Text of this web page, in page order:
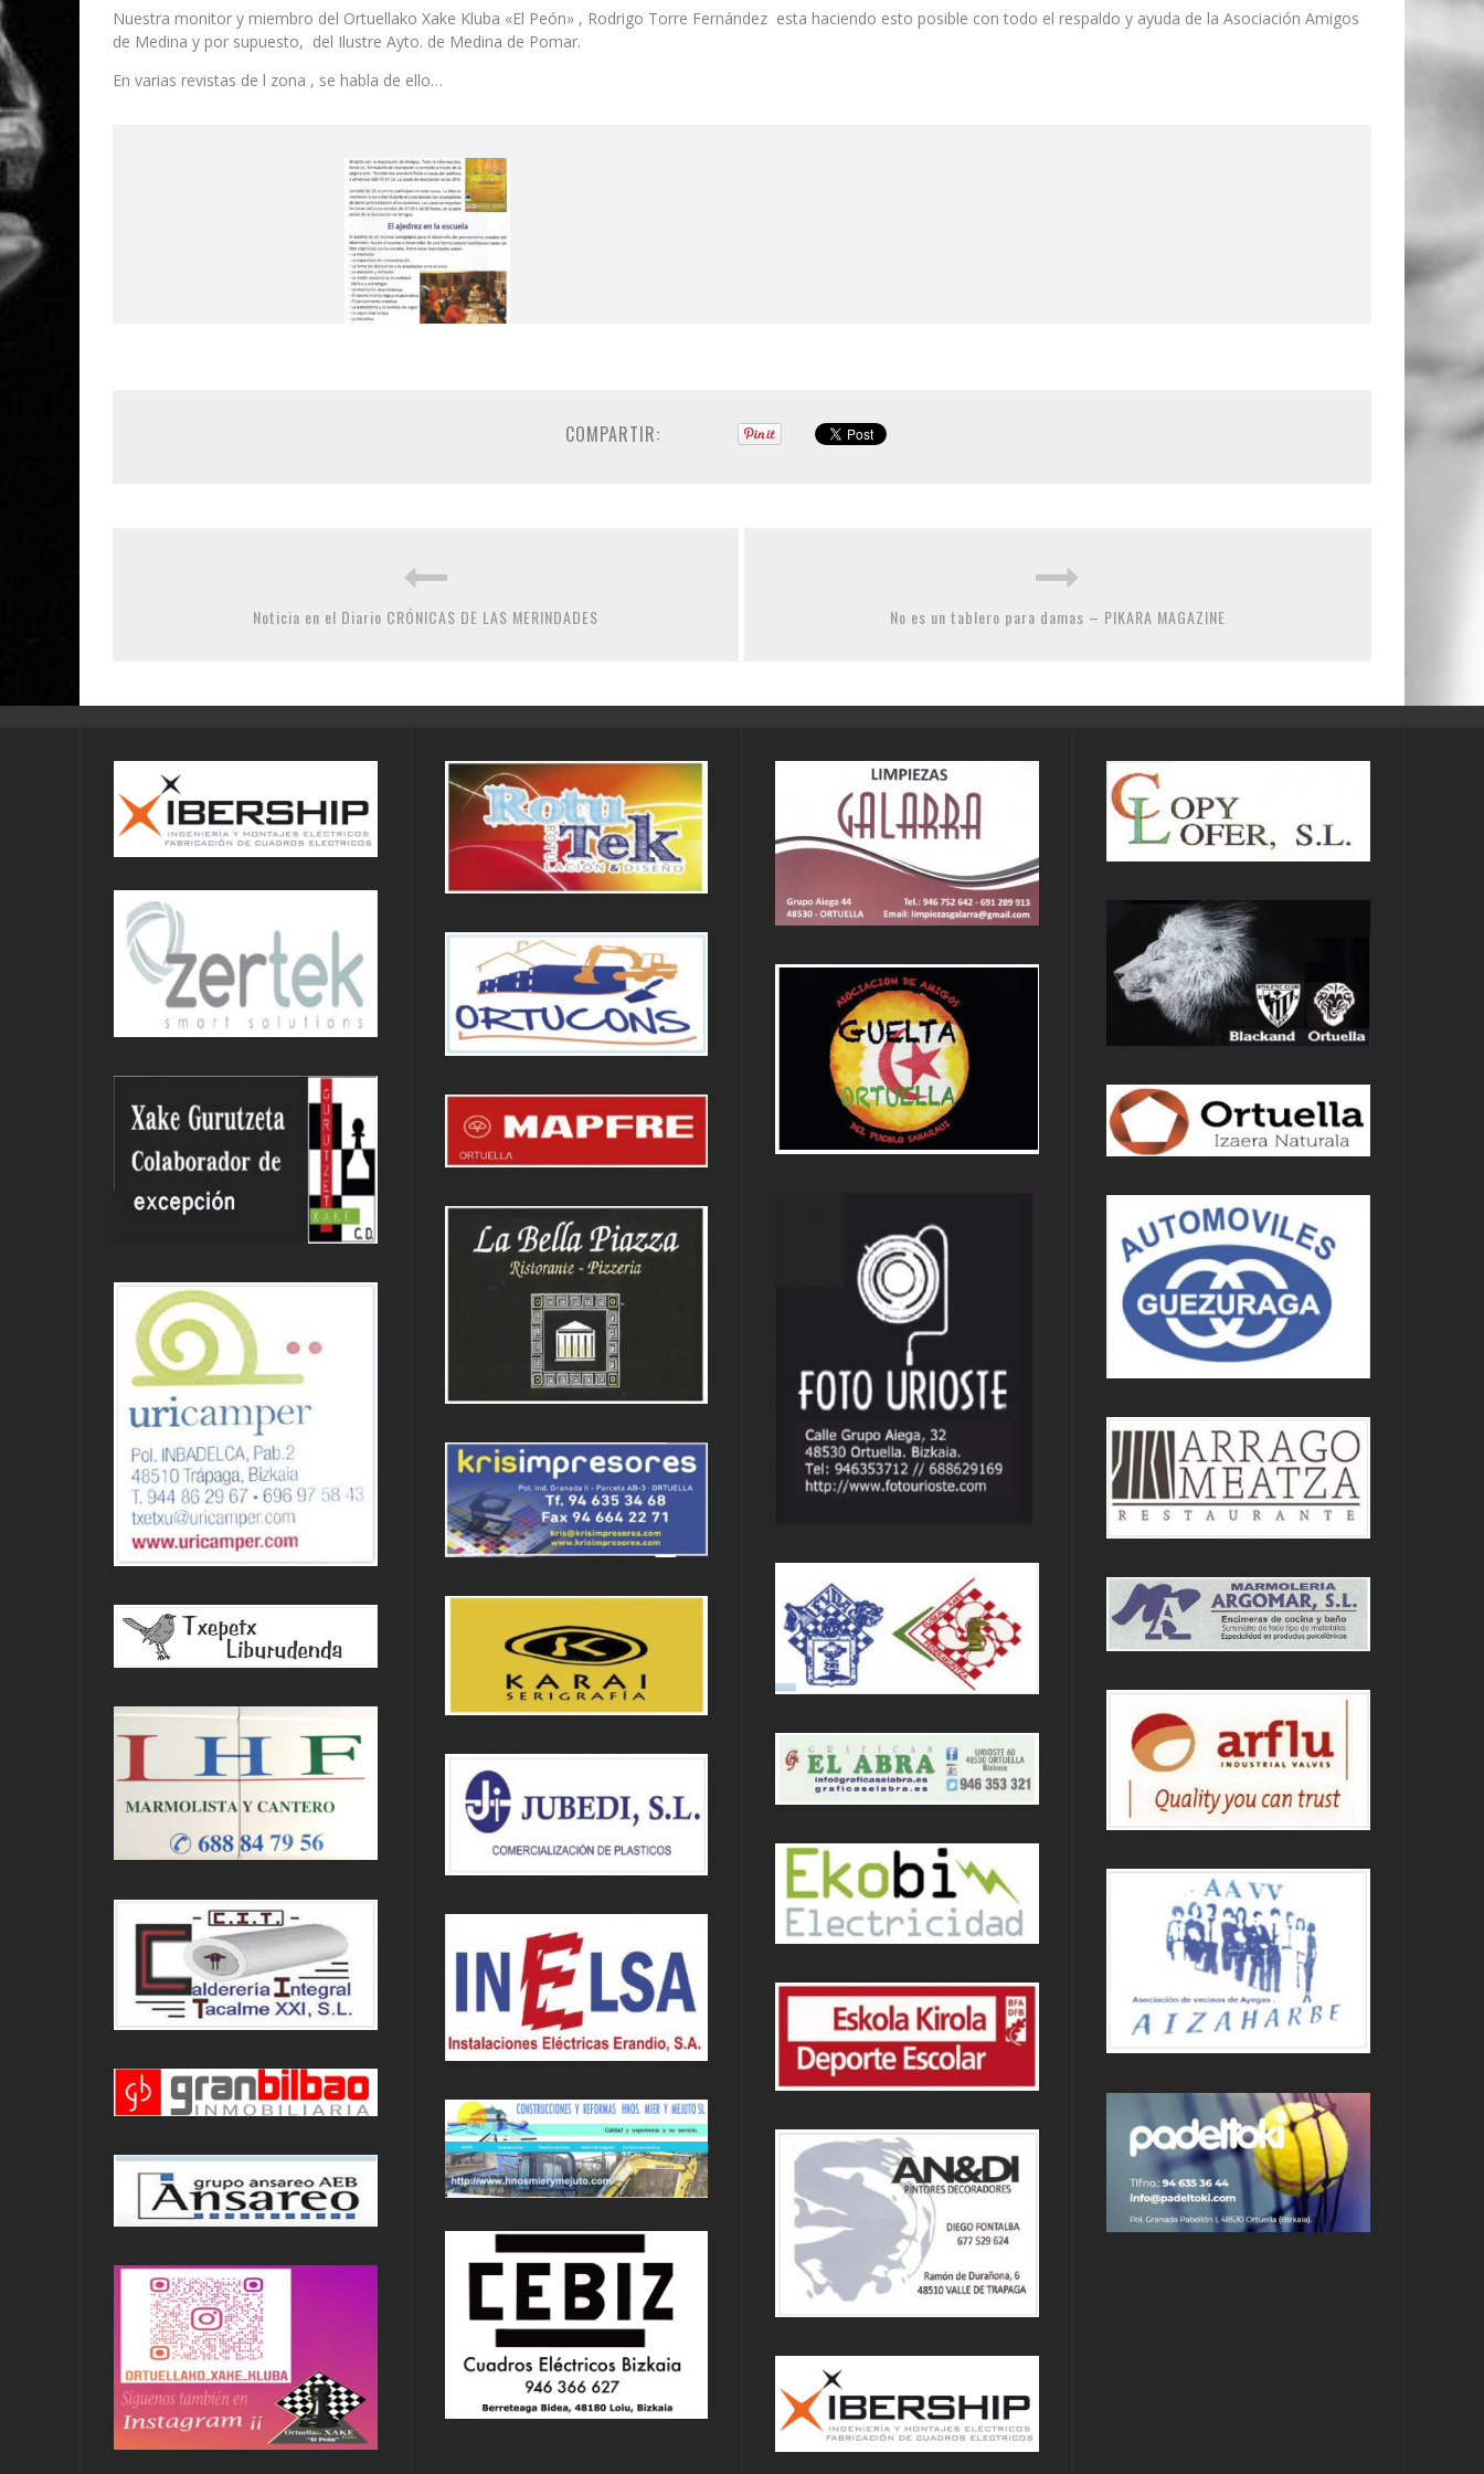
Nuestra monitor y miembro del Ortuellako Xake Kluba «El Peón» , Rodrigo Torre Fernández esta haciendo esto posible con todo el respaldo y ayuda de la Asociación Amigos
de Medina y por supuesto, del Ilustre Ayto. de Medina de Pomar.
En varias revistas de l zona , se habla de ello…
COMPARTIR:
Noticia en el Diario CRÓNICAS DE LAS MERINDADES No es un tablero para damas – PIKARA MAGAZINE